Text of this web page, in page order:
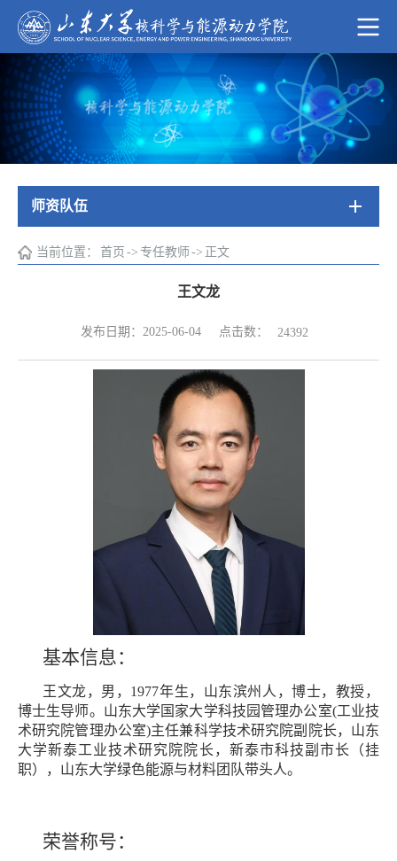
师资队伍
当前位置： 首页 -> 专任教师 -> 正文
王文龙
发布日期：2025-06-04 点击数： 24392
基本信息：
王文龙，男，1977年生，山东滨州人，博士，教授，
博士生导师。山东大学国家大学科技园管理办公室(工业技
术研究院管理办公室)主任兼科学技术研究院副院长，山东
大学新泰工业技术研究院院长， 新泰市科技副市长（挂
职），山东大学绿色能源与材料团队带头人。
荣誉称号：